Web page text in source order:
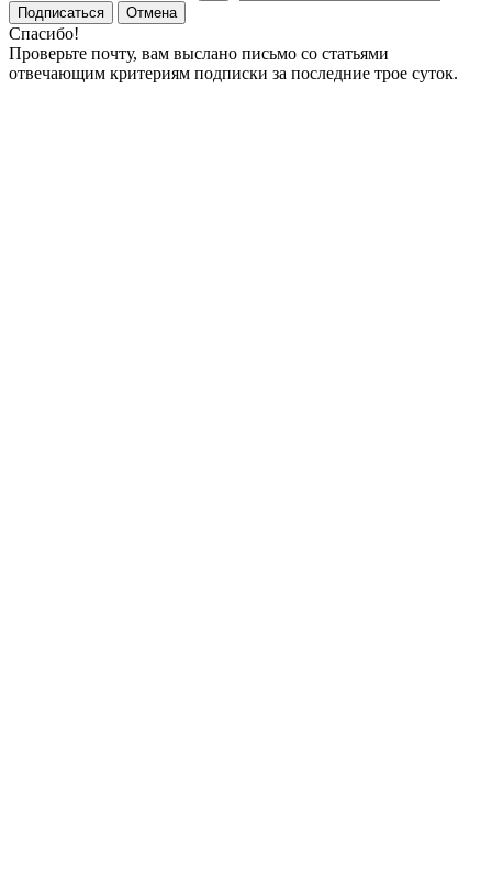
Подписаться
Отмена
Спасибо!
Проверьте почту, вам выслано письмо со статьями
отвечающим критериям подписки за последние трое суток.